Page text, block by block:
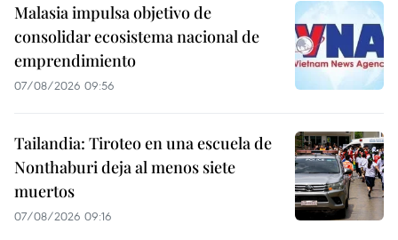
Malasia impulsa objetivo de
consolidar ecosistema nacional de
emprendimiento
07/08/2026 09:56
Tailandia: Tiroteo en una escuela de
Nonthaburi deja al menos siete
muertos
07/08/2026 09:16